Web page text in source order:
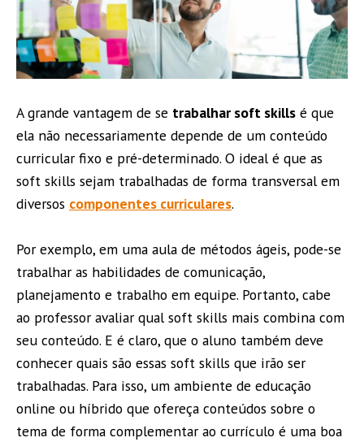
A grande vantagem de se trabalhar soft skills é que
ela não necessariamente depende de um conteúdo
curricular fixo e pré-determinado. O ideal é que as
soft skills sejam trabalhadas de forma transversal em
diversos componentes curriculares.
Por exemplo, em uma aula de métodos ágeis, pode-se
trabalhar as habilidades de comunicação,
planejamento e trabalho em equipe. Portanto, cabe
ao professor avaliar qual soft skills mais combina com
seu conteúdo. E é claro, que o aluno também deve
conhecer quais são essas soft skills que irão ser
trabalhadas. Para isso, um ambiente de educação
online ou híbrido que ofereça conteúdos sobre o
tema de forma complementar ao currículo é uma boa